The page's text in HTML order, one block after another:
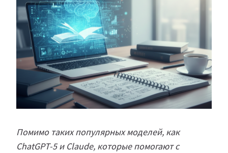
Помимо таких популярных моделей, как
ChatGPT-5 и Claude, которые помогают с